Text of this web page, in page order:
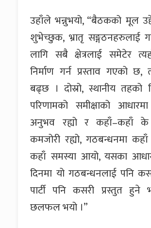
उहाँले भन्नुभयो, “बैठकको मूल
शुभेच्छुक, भ्रातृ सङ्गठनहरुलाई
लागि सबै क्षेत्रलाई समेटेर
निर्माण गर्न प्रस्ताव गएको छ,
बढ्छ । दोस्रो, स्थानीय तहको
परिणामको समीक्षाको
अनुभव रह्यो र कहाँ–कहाँ
कमजोरी रह्यो, गठबन्धनमा कहाँ
कहाँ समस्या आयो, यसका
दिनमा यो गठबन्धनलाई पनि
पार्टी पनि कसरी प्रस्तुत हुने
छलफल भयो ।”